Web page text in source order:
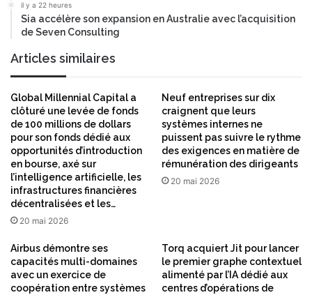
il y a 22 heures
Sia accélère son expansion en Australie avec l’acquisition
de Seven Consulting
Articles similaires
Global Millennial Capital a
clôturé une levée de fonds
de 100 millions de dollars
pour son fonds dédié aux
opportunités d’introduction
en bourse, axé sur
l’intelligence artificielle, les
infrastructures financières
décentralisées et les…
20 mai 2026
Neuf entreprises sur dix
craignent que leurs
systèmes internes ne
puissent pas suivre le rythme
des exigences en matière de
rémunération des dirigeants
20 mai 2026
Airbus démontre ses
capacités multi-domaines
avec un exercice de
coopération entre systèmes
Torq acquiert Jit pour lancer
le premier graphe contextuel
alimenté par l’IA dédié aux
centres d’opérations de